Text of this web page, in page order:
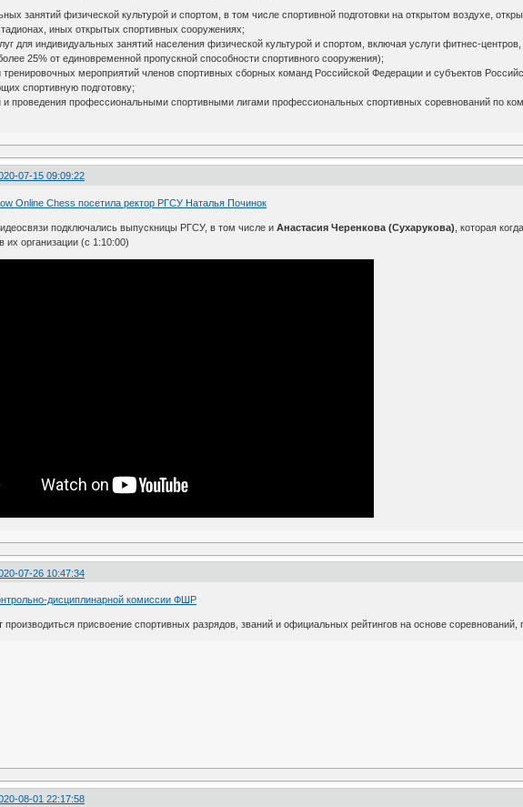
занятий физической культурой и спортом, в том числе спортивной подготовки на открытом воздухе,
иных открытых спортивных сооружениях;
для индивидуальных занятий населения физической культурой и спортом, включая услуги фитнес-
25% от единовременной пропускной способности спортивного сооружения);
тренировочных мероприятий членов спортивных сборных команд Российской Федерации и субъектов
спортивную подготовку;
и проведения профессиональными спортивными лигами профессиональных спортивных соревнований по
07-15 09:09:22
Online Chess посетила ректор РГСУ Наталья Починок
подключались выпускницы РГСУ, в том числе иАнастасия Черенкова (Сухарукова) , которая
их организации (с 1:10:00)
07-26 10:47:34
дисциплинарной комиссии ФШР
производиться присвоение спортивных разрядов, званий и официальных рейтингов на основе
08-01 22:17:58